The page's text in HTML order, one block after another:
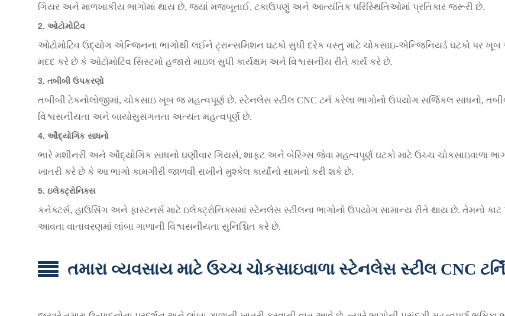
ગિયર અને માળખાકીય ભાગોમાં થાય છે, જ્યાં મજબૂતાઈ, ટકાઉપણું અને આત્યંતિક પરિસ્થિતિઓમાં પ્રતિકાર જરૂરી છે.
2. ઓટોમોટિવ
ઓટોમોટિવ ઉદ્યોગ એન્જિનના ભાગોથી લઈને ટ્રાન્સમિશન ઘટકો સુધી દરેક વસ્તુ માટે ચોકસાઇ-એન્જિનિયર્ડ ઘટકો પર ખૂબ
મદદ કરે છે કે ઓટોમોટિવ સિસ્ટમો હજારો માઇલ સુધી કાર્યક્ષમ અને વિશ્વસનીય રીતે કાર્ય કરે છે.
3. તબીબી ઉપકરણો
તબીબી ટેકનોલોજીમાં, ચોકસાઇ ખૂબ જ મહત્વપૂર્ણ છે. સ્ટેનલેસ સ્ટીલ CNC ટર્ન કરેલા ભાગોનો ઉપયોગ સર્જિકલ સાધનો,
વિશ્વસનીયતા અને બાયોસુસંગતતા અત્યંત મહત્વપૂર્ણ છે.
4. ઔદ્યોગિક સાધનો
ભારે મશીનરી અને ઔદ્યોગિક સાધનો ઘણીવાર ગિયર્સ, શાફ્ટ અને બેરિંગ્સ જેવા મહત્વપૂર્ણ ઘટકો માટે ઉચ્ચ
ખાતરી કરે છે કે આ ભાગો કામગીરી જાળવી રાખીને મુશ્કેલ કાર્યોનો સામનો કરી શકે છે.
5. ઇલેક્ટ્રોનિક્સ
કનેક્ટર્સ, હાઉસિંગ અને ફાસ્ટનર્સ માટે ઇલેક્ટ્રોનિક્સમાં સ્ટેનલેસ સ્ટીલના ભાગોનો ઉપયોગ સામાન્ય રીતે થાય છે. તેમનો
આવતા વાતાવરણમાં લાંબા ગાળાની વિશ્વસનીયતા સુનિશ્ચિત કરે છે.
તમારા વ્યવસાય માટે ઉચ્ચ ચોકસાઇવાળા સ્ટેનલેસ સ્ટીલ CNC